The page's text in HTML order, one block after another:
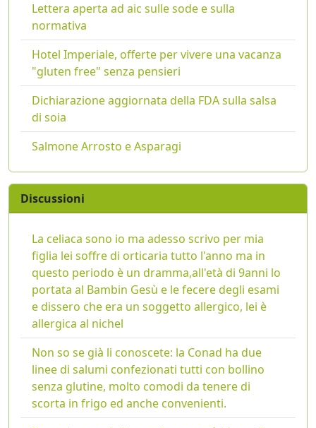
Lettera aperta ad aic sulle sode e sulla
normativa
Hotel Imperiale, offerte per vivere una vacanza
"gluten free" senza pensieri
Dichiarazione aggiornata della FDA sulla salsa
di soia
Salmone Arrosto e Asparagi
Discussioni
La celiaca sono io ma adesso scrivo per mia
figlia lei soffre di orticaria tutto l'anno ma in
questo periodo è un dramma,all'età di 9anni lo
portata al Bambin Gesù e le fecere degli esami
e dissero che era un soggetto allergico, lei è
allergica al nichel
Non so se già li conoscete: la Conad ha due
linee di salumi confezionati tutti con bollino
senza glutine, molto comodi da tenere di
scorta in frigo ed anche convenienti.